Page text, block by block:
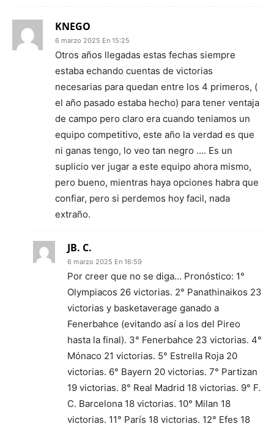
KNEGO
6 marzo 2025 En 15:25
Otros años llegadas estas fechas siempre
estaba echando cuentas de victorias
necesarias para quedan entre los 4 primeros, (
el año pasado estaba hecho) para tener ventaja
de campo pero claro era cuando teniamos un
equipo competitivo, este año la verdad es que
ni ganas tengo, lo veo tan negro …. Es un
suplicio ver jugar a este equipo ahora mismo,
pero bueno, mientras haya opciones habra que
confiar, pero si perdemos hoy facil, nada
extraño.
JB. C.
6 marzo 2025 En 16:59
Por creer que no se diga… Pronóstico: 1°
Olympiacos 26 victorias. 2° Panathinaikos 23
victorias y basketaverage ganado a
Fenerbahce (evitando así a los del Pireo
hasta la final). 3° Fenerbahce 23 victorias. 4°
Mónaco 21 victorias. 5° Estrella Roja 20
victorias. 6° Bayern 20 victorias. 7° Partizan
19 victorias. 8° Real Madrid 18 victorias. 9° F.
C. Barcelona 18 victorias. 10° Milan 18
victorias. 11° París 18 victorias. 12° Efes 18